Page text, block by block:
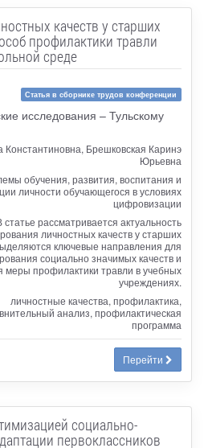
качеств у старших
профилактики травли
среде
Статья в сборнике трудов конференции
исследования – Тульскому
Константиновна, Брешковская Каринэ
Юрьевна
обучения, развития, воспитания и
личности обучающегося в условиях
цифровизации
статье рассматривается актуальность
личностных качеств у старших
ключевые направления для
социально значимых качеств и
меры профилактики травли в учебных
учреждениях.
личностные качества, профилактика,
анализ, профилактическая
программа
Перейти
социально-
первоклассников